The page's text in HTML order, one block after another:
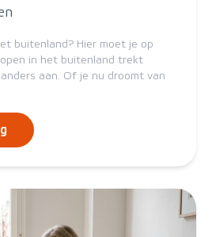
buitenland? Hier moet je op
in het buitenland trekt
aan. Of je nu droomt van